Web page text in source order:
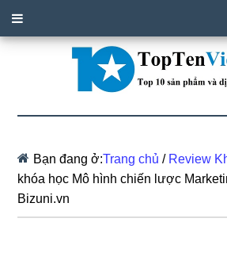
Bạn đang ở:Trang chủ / Review
khóa học Mô hình chiến lược
Bizuni.vn